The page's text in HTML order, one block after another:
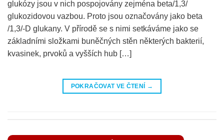
glukózy jsou v nich pospojovány zejména beta/1,3/
glukozidovou vazbou. Proto jsou označovány jako beta
/1,3/-D glukany. V přírodě se s nimi setkáváme jako se
základními složkami buněčných stěn některých bakterií,
kvasinek, prvoků a vyšších hub […]
POKRAČOVAT VE ČTENÍ →